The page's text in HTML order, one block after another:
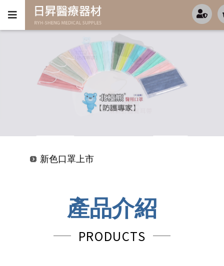
新色口罩上市
新色口罩上市
產品介紹
PRODUCTS